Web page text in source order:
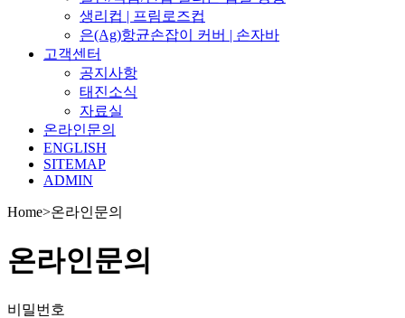
생리컵 | 프림로즈컵
은(Ag)항균손잡이 커버 | 손자바
고객센터
공지사항
태진소식
자료실
온라인문의
ENGLISH
SITEMAP
ADMIN
Home>온라인문의
온라인문의
비밀번호